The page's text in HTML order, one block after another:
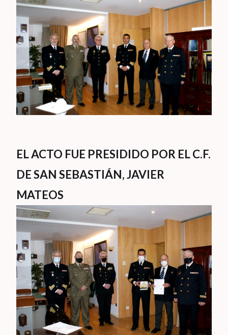
EL ACTO FUE PRESIDIDO POR EL C.F.
DE SAN SEBASTIÁN, JAVIER
MATEOS